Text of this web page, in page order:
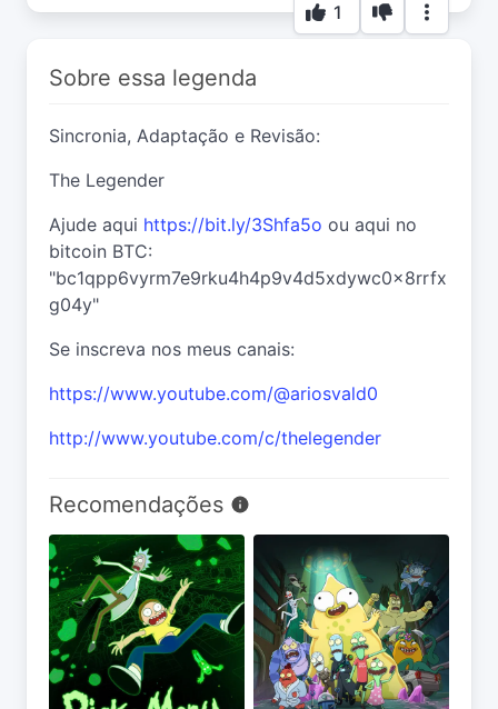
1
Sobre essa legenda
Sincronia, Adaptação e Revisão:
The Legender
Ajude aqui https://bit.ly/3Shfa5o ou aqui no
bitcoin BTC:
"bc1qpp6vyrm7e9rku4h4p9v4d5xdywc0x8rrfx
g04y"
Se inscreva nos meus canais:
https://www.youtube.com/@ariosvald0
http://www.youtube.com/c/thelegender
Recomendações